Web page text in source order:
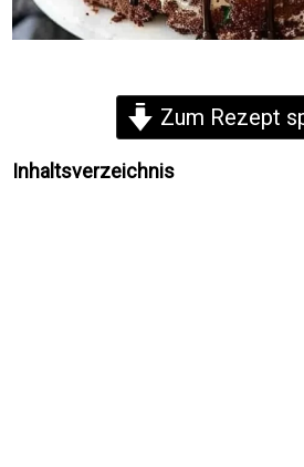
Zum Rezept
Inhaltsverzeichnis